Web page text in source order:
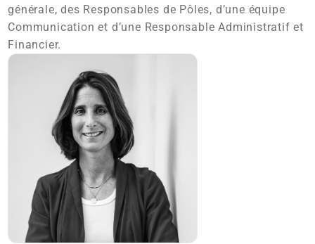
générale, des Responsables de Pôles, d’une équipe
Communication et d’une Responsable Administratif et
Financier.